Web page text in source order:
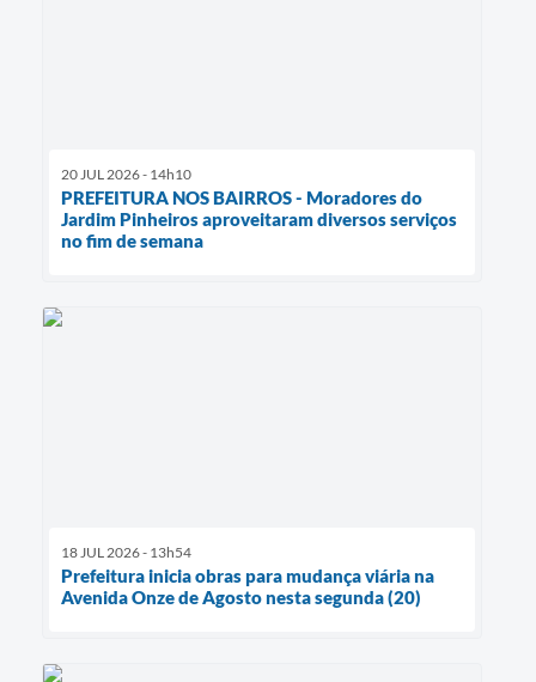
20 JUL 2026 - 14h10
PREFEITURA NOS BAIRROS - Moradores do
Jardim Pinheiros aproveitaram diversos serviços
no fim de semana
18 JUL 2026 - 13h54
Prefeitura inicia obras para mudança viária na
Avenida Onze de Agosto nesta segunda (20)